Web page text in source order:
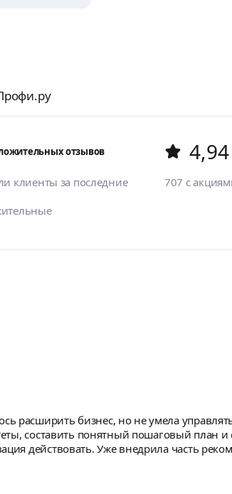
отзывов
клиенты за последние
4,94
707 с
расширить бизнес, но не умела
составить понятный пошаговый план
действовать. Уже внедрила часть